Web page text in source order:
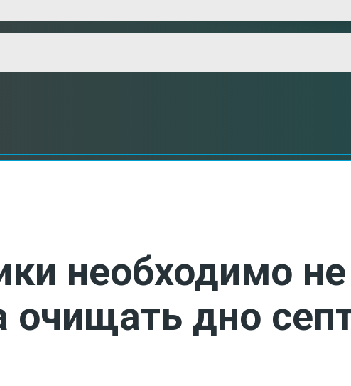
необходимо
очищать дно